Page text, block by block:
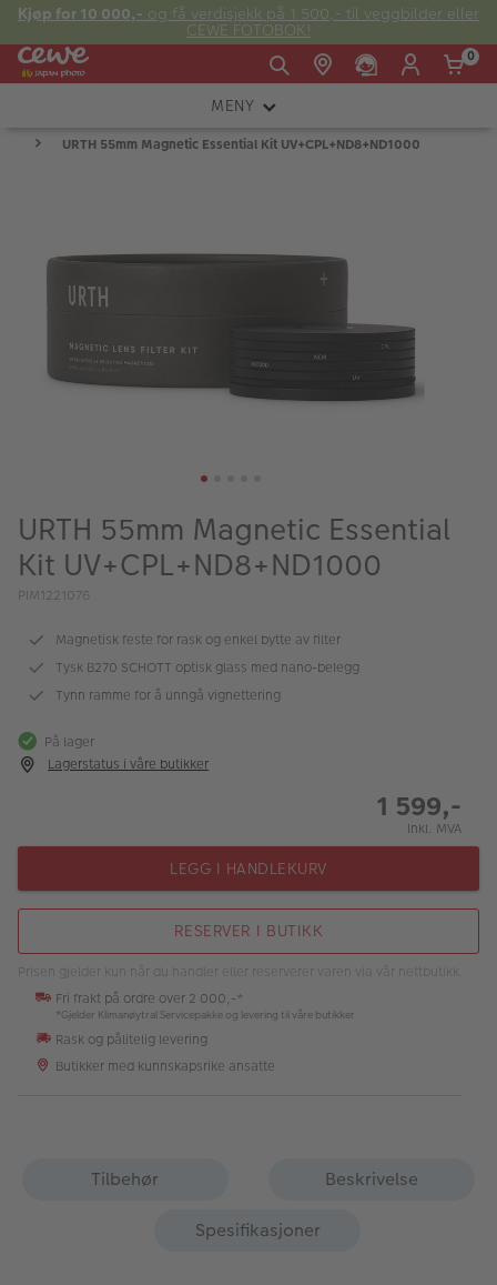
Kjøp for 10 000,- og få verdisjekk på 1 500,- til veggbilder eller
CEWE FOTOBOK!
Fre:
20:00
Søndag: 20:00
E-post:
0
MENY
KAMERA
LYS OG STUDIO
ANALOG
Kampanjer
Merker
Lagersalg
Bildeprodukter
Fotokurs
Butikkoversikt
URTH 55mm Magnetic Essential Kit UV+CPL+ND8+ND1000
URTH 55mm Magnetic Essential
Kit UV+CPL+ND8+ND1000
PIM1221076
Magnetisk feste for rask og enkel bytte av filter
Tysk B270 SCHOTT optisk glass med nano-belegg
Tynn ramme for å unngå vignettering
På lager
Lagerstatus i våre butikker
1 599,-
Inkl. MVA
LEGG I HANDLEKURV
RESERVER I BUTIKK
Prisen gjelder kun når du handler eller reserverer varen via vår nettbutikk.
Fri frakt på ordre over 2 000,-*
*Gjelder Klimanøytral Servicepakke og levering til våre butikker
Rask og pålitelig levering
Butikker med kunnskapsrike ansatte
Tilbehør
Beskrivelse
Spesifikasjoner